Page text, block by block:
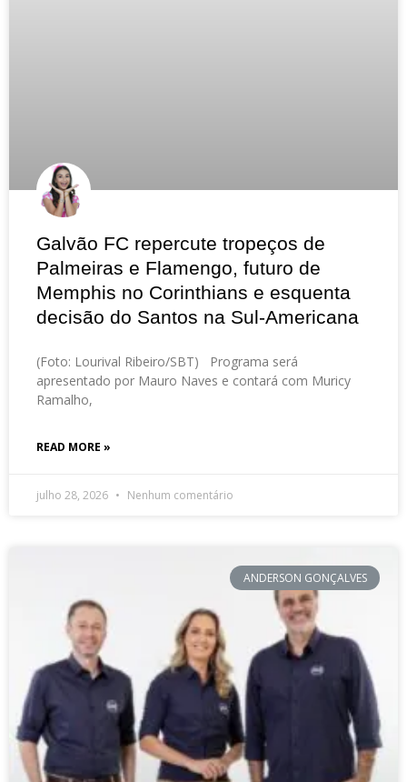
Galvão FC repercute tropeços de
Palmeiras e Flamengo, futuro de
Memphis no Corinthians e esquenta
decisão do Santos na Sul-Americana
(Foto: Lourival Ribeiro/SBT) Programa será
apresentado por Mauro Naves e contará com Muricy
Ramalho,
READ MORE »
julho 28, 2026 Nenhum comentário
ANDERSON GONÇALVES